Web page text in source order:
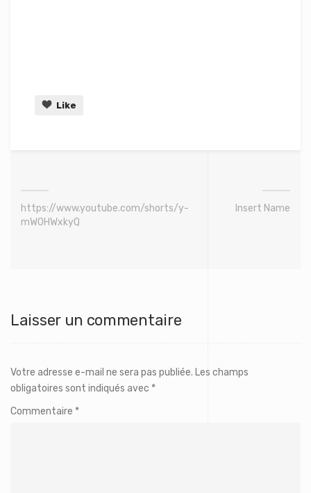
Like
https://www.youtube.com/shorts/y-
mW0HWxkyQ
Insert Name
Laisser un commentaire
Votre adresse e-mail ne sera pas publiée. Les champs
obligatoires sont indiqués avec *
Commentaire *